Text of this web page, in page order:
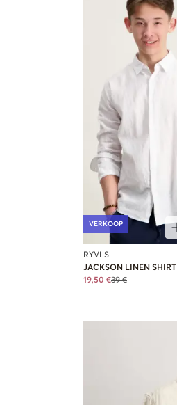
VERKOOP
RYVLS
JACKSON LINEN SHIRT
19,50 €39 €